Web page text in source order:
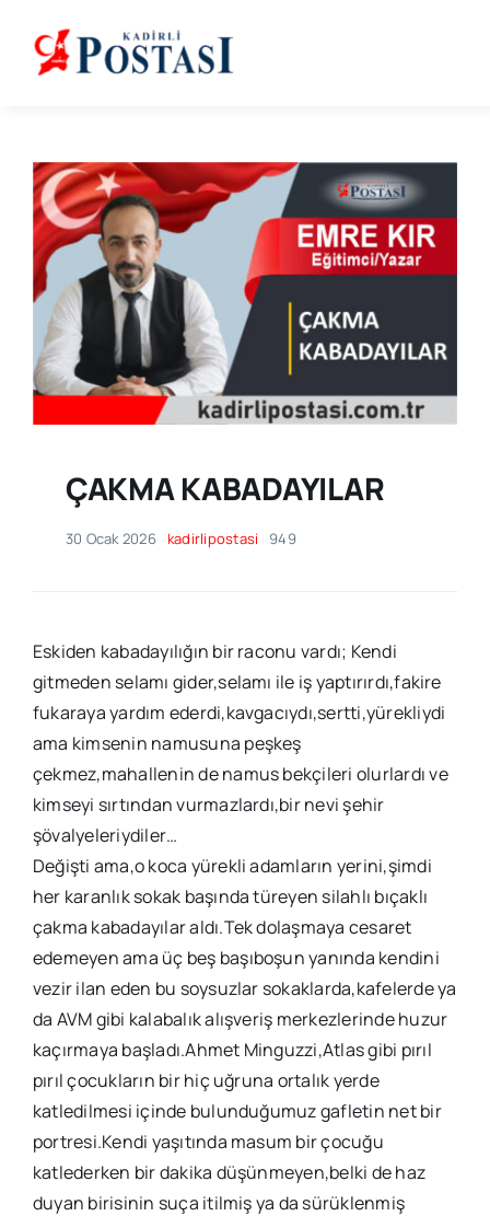
content
ÇAKMA KABADAYILAR
30 Ocak 2026 kadirlipostasi 949
Eskiden kabadayılığın bir raconu vardı; Kendi
gitmeden selamı gider,selamı ile iş yaptırırdı,fakire
fukaraya yardım ederdi,kavgacıydı,sertti,yürekliydi
ama kimsenin namusuna peşkeş
çekmez,mahallenin de namus bekçileri olurlardı ve
kimseyi sırtından vurmazlardı,bir nevi şehir
şövalyeleriydiler…
Değişti ama,o koca yürekli adamların yerini,şimdi
her karanlık sokak başında türeyen silahlı bıçaklı
çakma kabadayılar aldı.Tek dolaşmaya cesaret
edemeyen ama üç beş başıboşun yanında kendini
vezir ilan eden bu soysuzlar sokaklarda,kafelerde ya
da AVM gibi kalabalık alışveriş merkezlerinde huzur
kaçırmaya başladı.Ahmet Minguzzi,Atlas gibi pırıl
pırıl çocukların bir hiç uğruna ortalık yerde
katledilmesi içinde bulunduğumuz gafletin net bir
portresi.Kendi yaşıtında masum bir çocuğu
katlederken bir dakika düşünmeyen,belki de haz
duyan birisinin suça itilmiş ya da sürüklenmiş